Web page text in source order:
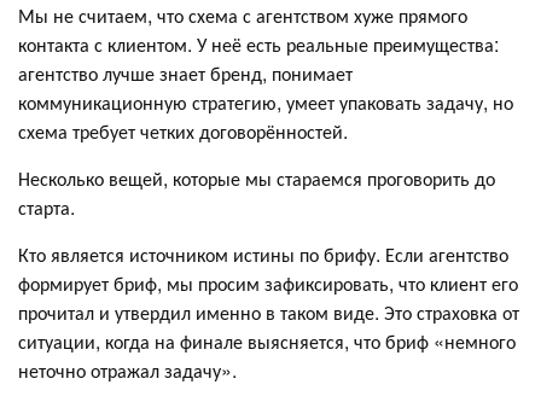
Мы не считаем, что схема с агентством хуже прямого
контакта с клиентом. У неё есть реальные преимущества:
агентство лучше знает бренд, понимает
коммуникационную стратегию, умеет упаковать задачу, но
схема требует четких договорённостей.
Несколько вещей, которые мы стараемся проговорить до
старта.
Кто является источником истины по брифу. Если агентство
формирует бриф, мы просим зафиксировать, что клиент его
прочитал и утвердил именно в таком виде. Это страховка от
ситуации, когда на финале выясняется, что бриф «немного
неточно отражал задачу».